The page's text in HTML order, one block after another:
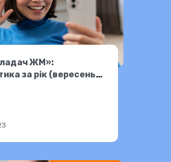
ЖМ»:
за рік (вересень